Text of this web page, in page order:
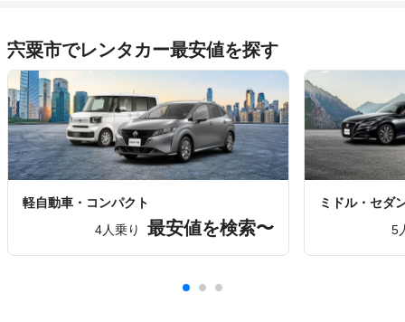
宍粟市でレンタカー最安値を探す
軽自動車・コンパクト
4人乗り
最安値を検索〜
ミドル・セダ
5